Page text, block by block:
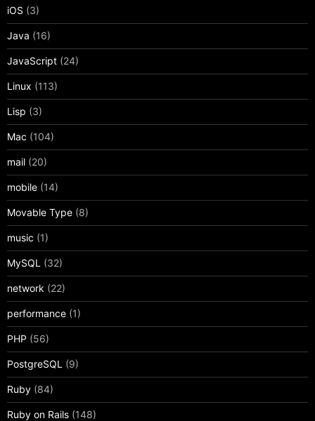
iOS (3)
Java (16)
JavaScript (24)
Linux (113)
Lisp (3)
Mac (104)
mail (20)
mobile (14)
Movable Type (8)
music (1)
MySQL (32)
network (22)
performance (1)
PHP (56)
PostgreSQL (9)
Ruby (84)
Ruby on Rails (148)